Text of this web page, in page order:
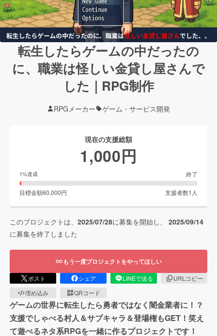
転生したらゲームの中だったの
に、職業は怪しい金貸し屋さんで
した｜RPG制作
RPGメーカー ゲーム・サービス開発
現在の支援総額
1,000円
1%達成 終了
目標金額60,000円 支援者数1 人
このプロジェクトは、 2025/07/28に募集を開始し、 2025/09/14
に募集を終了しました
もう一度プロジェクトをやってほしい
ポスト シェア LINEで送る
URLコピー
埋め込み
QRコード
ゲームの世界に転生したら勇者ではなく闇金業者に！？
支援でしゃべる村人＆サブキャラ＆登場権もGET！笑え
て遊べるネタ系RPGを一緒に作るプロジェクトです！